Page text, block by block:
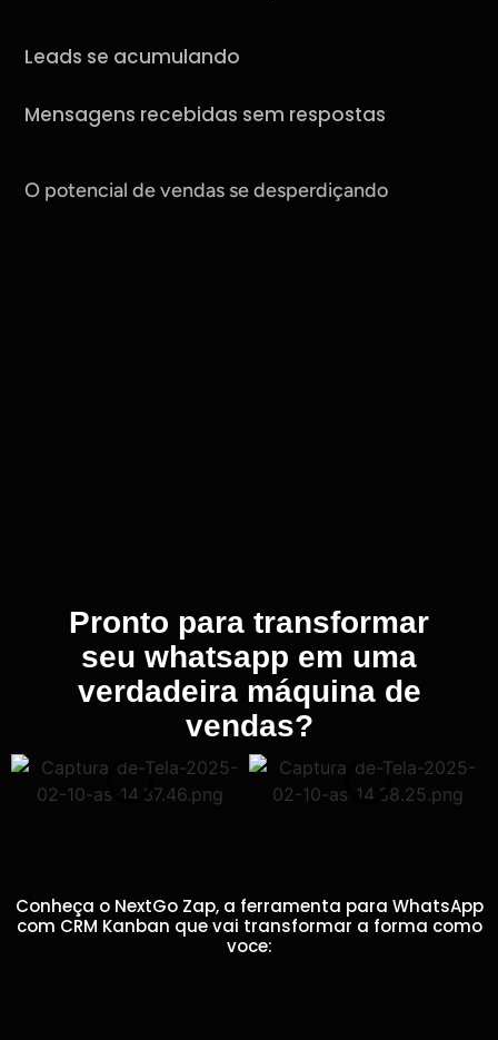
Leads se acumulando
Mensagens recebidas sem respostas
O potencial de vendas se desperdiçando
Pronto para transformar
seu whatsapp em uma
verdadeira máquina de
vendas?
Conheça o NextGo Zap, a ferramenta para WhatsApp
com CRM Kanban que vai transformar a forma como
voce: